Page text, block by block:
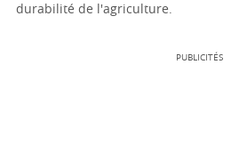
durabilité de l'agriculture.
PUBLICITÉS